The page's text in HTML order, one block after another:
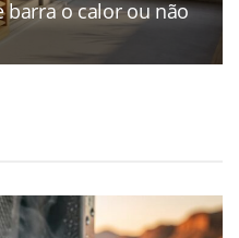
barra o calor ou não